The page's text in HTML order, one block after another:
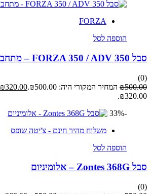
FORZA
הוספה לסל
סבל FORZA 350 / ADV 350 – מתחבר לידיות אחיזה
(0)
₪500.00 המחיר המקורי היה: ₪500.00. ₪320.00
₪320.00.
-33%
משלוח מהיר חינם - צ'יטה שופס
הוספה לסל
סבל Zontes 368G – אלומיניום
(0)